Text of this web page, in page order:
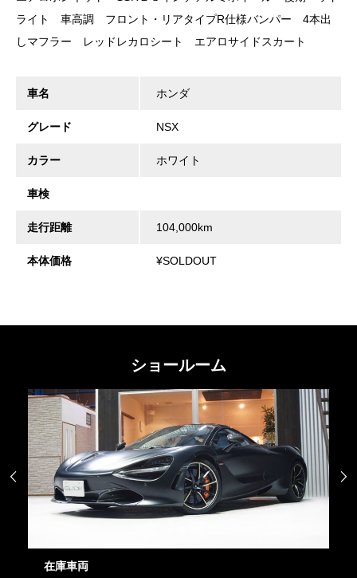
ライト 車高調 フロント・リアタイプR仕様バンパー 4本出
しマフラー レッドレカロシート エアロサイドスカート
車名 ホンダ
グレード NSX
カラー ホワイト
車検
走行距離 104,000km
本体価格 ¥SOLDOUT
ショールーム
在庫車両
 